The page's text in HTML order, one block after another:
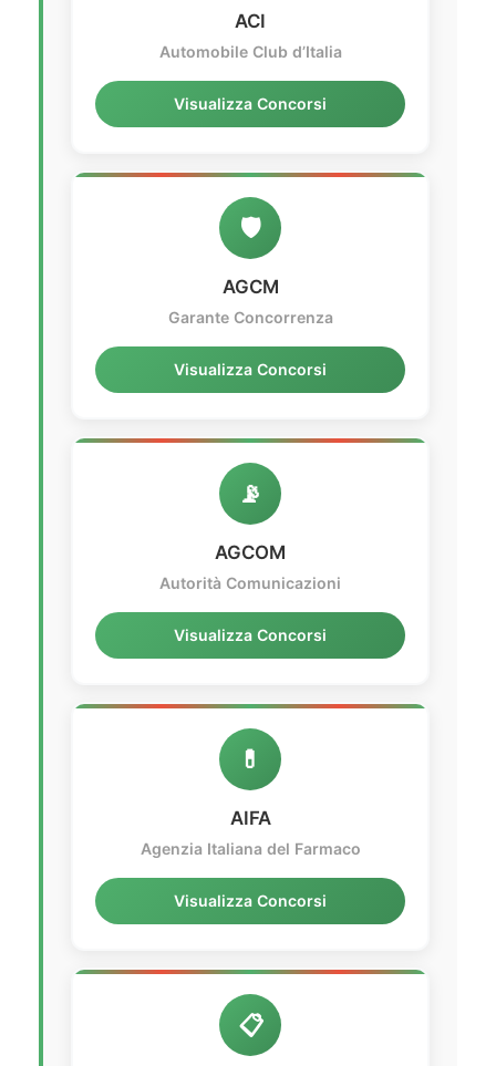
ACI
Automobile Club d’Italia
Visualizza Concorsi
🛡️
AGCM
Garante Concorrenza
Visualizza Concorsi
📡
AGCOM
Autorità Comunicazioni
Visualizza Concorsi
💊
AIFA
Agenzia Italiana del Farmaco
Visualizza Concorsi
📋